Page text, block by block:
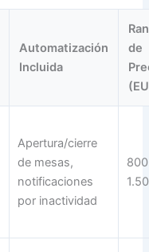
Automatización
Incluida
de
Apertura/cierre
de mesas,
notificaciones
por inactividad